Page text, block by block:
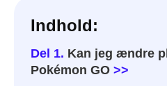
Indhold:
Del 1. Kan jeg ændre
Pokémon GO >>